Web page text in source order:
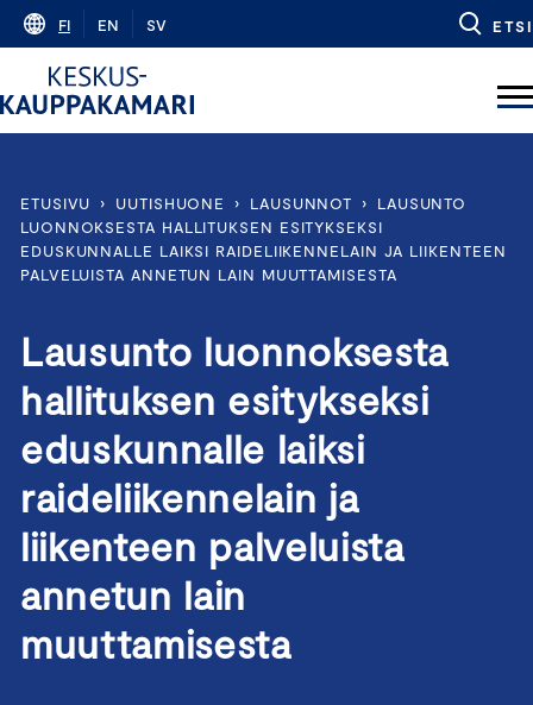
Skip
content
FI EN SV ETSI
ETUSIVU › UUTISHUONE › LAUSUNNOT ›
LAUSUNTO
LUONNOKSESTA HALLITUKSEN ESITYKSEKSI
EDUSKUNNALLE LAIKSI RAIDELIIKENNELAIN JA LIIKENTEEN
PALVELUISTA ANNETUN LAIN MUUTTAMISESTA
Lausunto luonnoksesta
hallituksen esitykseksi
eduskunnalle laiksi
raideliikennelain ja
liikenteen palveluista
annetun lain
muuttamisesta